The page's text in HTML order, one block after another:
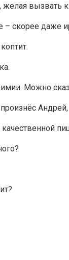
вызвать к
– скорее даже
Можно